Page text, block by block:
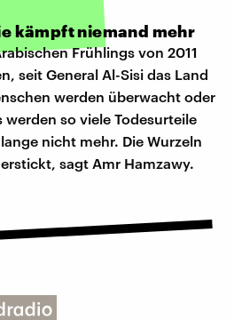
kämpft niemand mehr
Frühlings von 2011
seit General Al-Sisi das Land
werden überwacht oder
so viele Todesurteile
nicht mehr. Die Wurzeln
sagt Amr Hamzawy.